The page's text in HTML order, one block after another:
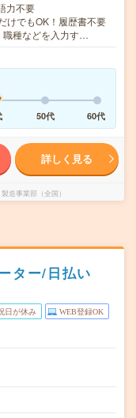
力不要
けでもOK！履歴書不要
種などを入力す…
50代 60代
詳しく見る
造事業部（全国）
ター/日払い
日が休み WEB登録OK